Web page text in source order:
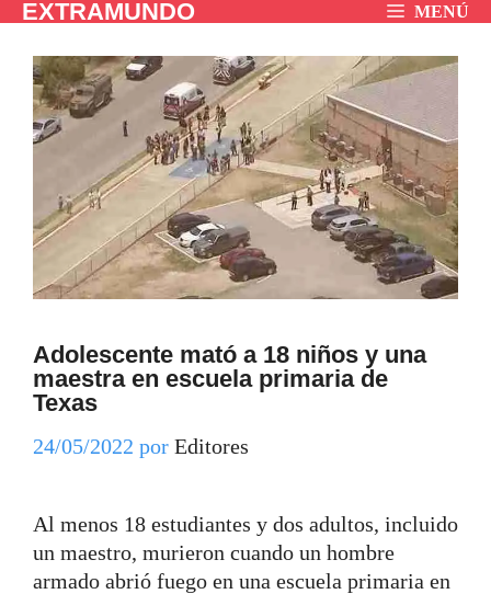
Saltar
contenido
EXTRAMUNDO MENÚ
Adolescente mató a 18 niños y una
maestra en escuela primaria de
Texas
24/05/2022 por Editores
Al menos 18 estudiantes y dos adultos, incluido
un maestro, murieron cuando un hombre
armado abrió fuego en una escuela primaria en